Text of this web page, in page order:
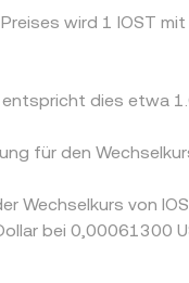
wird 1 IOST
dies etwa
für den
Wechselkurs von
bei 0,00061300